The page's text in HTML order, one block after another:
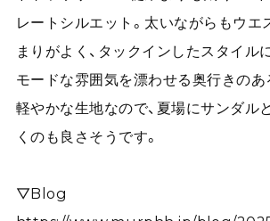
レートシルエット。太いながらもウエ
まりがよく、タックインしたスタイル
モードな雰囲気を漂わせる奥行きのあ
軽やかな生地なので、夏場にサンダル
くのも良さそうです。
▽Blog